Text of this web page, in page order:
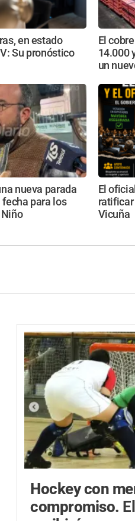
en estado
Su pronóstico
El
14.000
un
nueva parada
para los
El
ratificar
Vicuña
Hockey con
compromiso.